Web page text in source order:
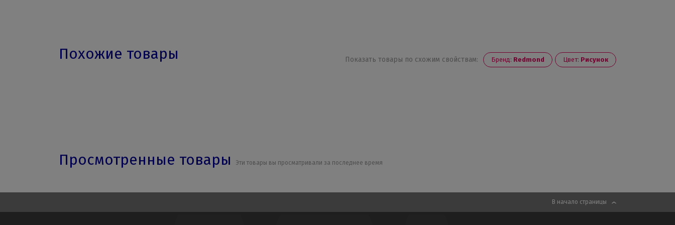
Похожие товары Показать товары по схожим свойствам: Бренд: Redmond Цвет: Рисунок
Просмотренные товары Эти товары вы просматривали за последнее время
В начало страницы